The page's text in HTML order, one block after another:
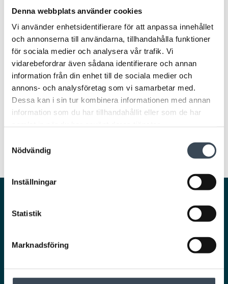
Denna webbplats använder cookies
Vi använder enhetsidentifierare för att anpassa innehållet
och annonserna till användarna, tillhandahålla funktioner
för sociala medier och analysera vår trafik. Vi
vidarebefordrar även sådana identifierare och annan
information från din enhet till de sociala medier och
annons- och analysföretag som vi samarbetar med.
Dessa kan i sin tur kombinera informationen med annan
information som du har tillhandahållit eller som de har
Nödvändig
Inställningar
Statistik
Marknadsföring
BT FLX
BT-10 FLX LARGE COM Gen 2
smidig vardag.